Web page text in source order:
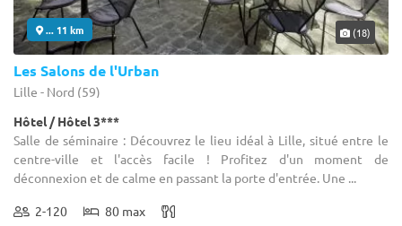
... 11 km (18)
Les Salons de l'Urban
Lille - Nord (59)
Hôtel / Hôtel 3***
Salle de séminaire : Découvrez le lieu idéal à Lille, situé entre le
centre-ville et l'accès facile ! Profitez d'un moment de
déconnexion et de calme en passant la porte d'entrée. Une ...
2-120 80 max